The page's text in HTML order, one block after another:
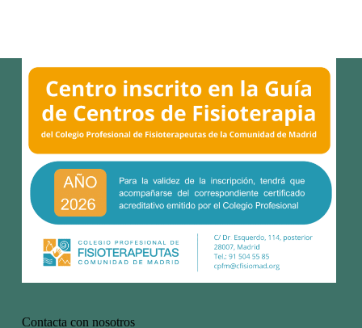
Contacta con nosotros